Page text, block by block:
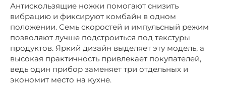
Антискользящие ножки помогают снизить
вибрацию и фиксируют комбайн в одном
положении. Семь скоростей и импульсный режим
позволяют лучше подстроиться под текстуры
продуктов. Яркий дизайн выделяет эту модель, а
высокая практичность привлекает покупателей,
ведь один прибор заменяет три отдельных и
экономит место на кухне.